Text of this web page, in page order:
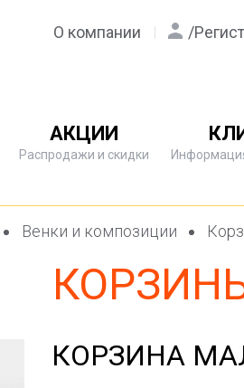
О компании /
АКЦИИ
Распродажи и скидки
Венки и композиции
КОРЗИНА